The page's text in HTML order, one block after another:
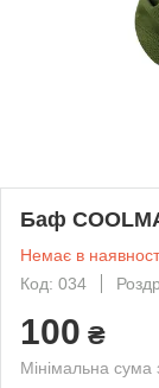
Баф
Немає в
Код: 034
100 ₴
Мінімальна